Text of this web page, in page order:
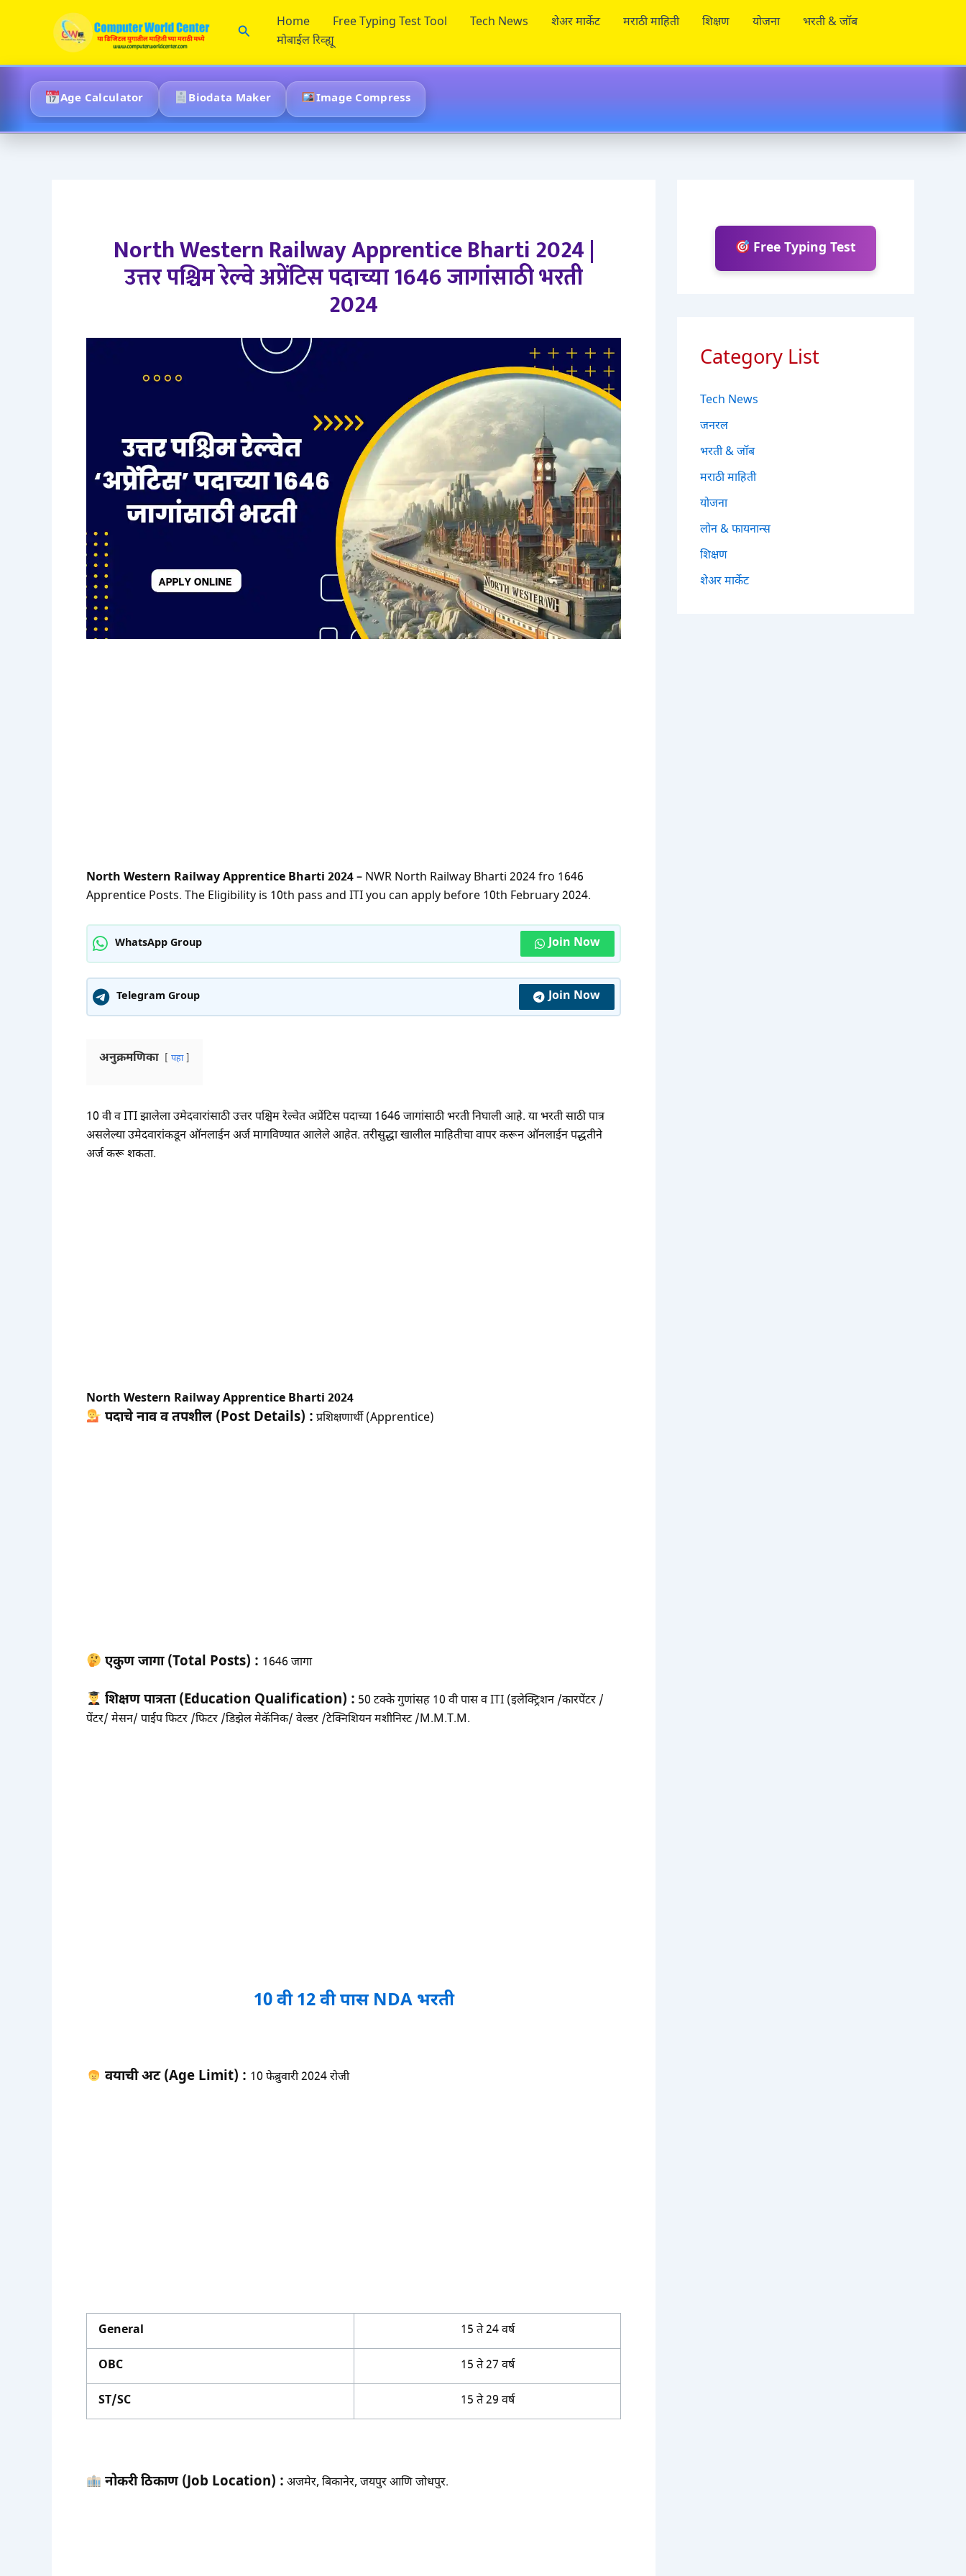
Search
Home Free Typing Test Tool Tech News शेअर मार्केट मराठी माहिती शिक्षण योजना
भरती & जॉब
मोबाईल रिव्ह्यू
Age Calculator Biodata Maker Image Compress
North Western Railway Apprentice Bharti 2024 |
उत्तर पश्चिम रेल्वे अप्रेंटिस पदाच्या 1646 जागांसाठी भरती
2024
North Western Railway Apprentice Bharti 2024– NWR North Railway Bharti 2024 fro 1646
Apprentice Posts. The Eligibility is 10th pass and ITI you can apply before 10th February 2024.
WhatsApp Group Join Now
Telegram Group Join Now
अनुक्रमणिका पहा
10 वी व ITI झालेला उमेदवारांसाठी उत्तर पश्चिम रेल्वेत अप्रेंटिस पदाच्या 1646 जागांसाठी भरती निघाली आहे. या भरती साठी पात्र
असलेल्या उमेदवारांकडून ऑनलाईन अर्ज मागविण्यात आलेले आहेत. तरीसुद्धा खालील माहितीचा वापर करून ऑनलाईन पद्धतीने
अर्ज करू शकता.
North Western Railway Apprentice Bharti 2024
पदाचे नाव व तपशील (Post Details) : प्रशिक्षणार्थी (Apprentice)
एकुण जागा (Total Posts) : 1646 जागा
शिक्षण पात्रता (Education Qualification) : 50 टक्के गुणांसह 10 वी पास व ITI (इलेक्ट्रिशन /कारपेंटर /
पेंटर/ मेसन/ पाईप फिटर /फिटर /डिझेल मेकॅनिक/ वेल्डर /टेक्निशियन मशीनिस्ट /M.M.T.M.
10 वी 12 वी पास NDA भरती
वयाची अट (Age Limit) : 10 फेब्रुवारी 2024 रोजी
General 15 ते 24 वर्ष
OBC 15 ते 27 वर्ष
ST/SC 15 ते 29 वर्ष
नोकरी ठिकाण (Job Location) : अजमेर, बिकानेर, जयपुर आणि जोधपुर.
Free Typing Test
Category List
Tech News
जनरल
भरती & जॉब
मराठी माहिती
योजना
लोन & फायनान्स
शिक्षण
शेअर मार्केट